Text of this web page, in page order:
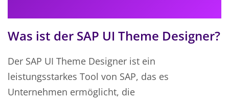
Was ist der SAP UI Theme Designer?
Der SAP UI Theme Designer ist ein
leistungsstarkes Tool von SAP, das es
Unternehmen ermöglicht, die